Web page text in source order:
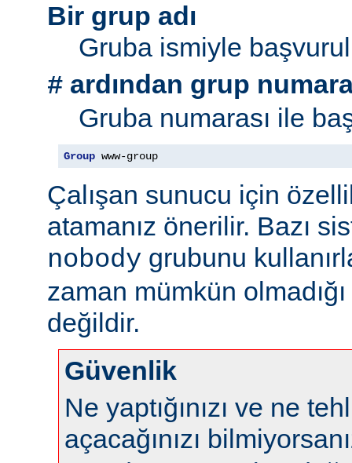
Bir grup adı
Gruba ismiyle
# ardından grup
Gruba numarası ile
Group www-group
Çalışan sunucu için
atamanız önerilir. Bazı
nobody grubunu
zaman mümkün
değildir.
Güvenlik
Ne yaptığınızı ve ne
açacağınızı